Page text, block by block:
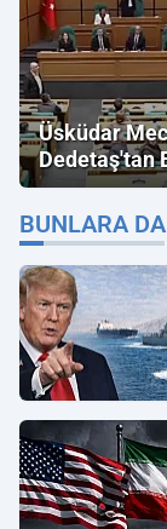
Üsküdar
Dedetaş'tan
"İmamoğlu"
BUNLARA